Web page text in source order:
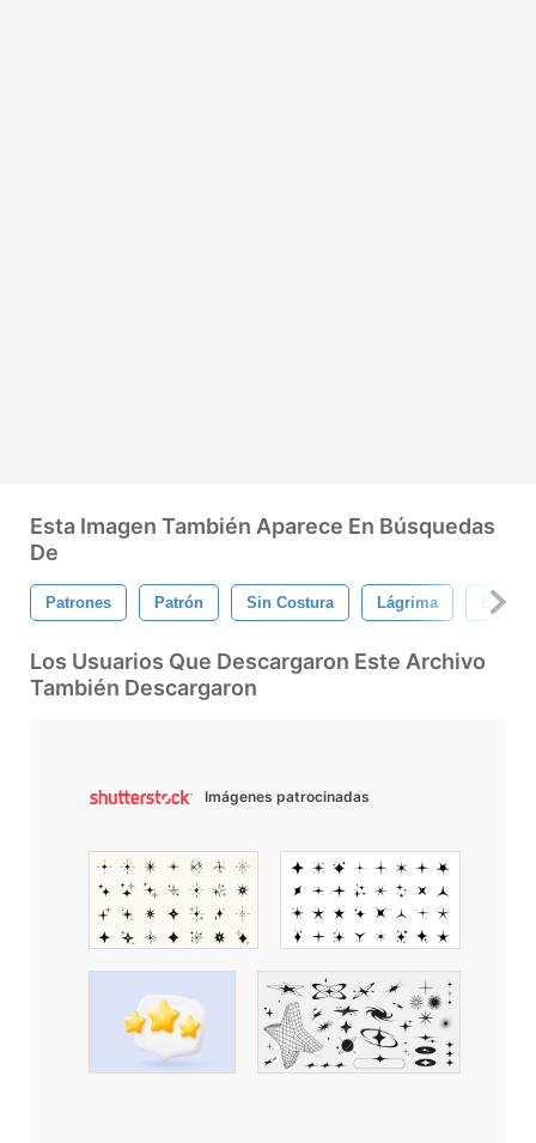
Esta Imagen También Aparece En Búsquedas
De
Patrones Patrón Sin Costura Lágrima
Los Usuarios Que Descargaron Este Archivo
También Descargaron
Imágenes patrocinadas